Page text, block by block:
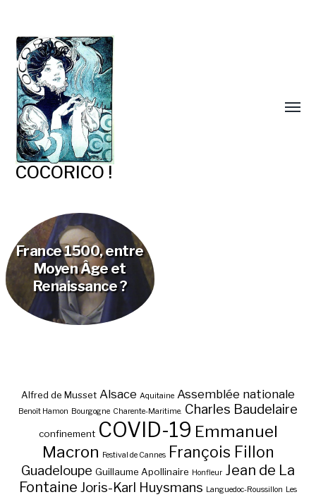
COCORICO !
France 1500, entre
Moyen Âge et
Renaissance ?
Alfred de Musset Alsace Aquitaine Assemblée nationale
Benoît Hamon Bourgogne Charente-Maritime. Charles Baudelaire
confinement COVID-19 Emmanuel
Macron Festival de Cannes François Fillon
Guadeloupe Guillaume Apollinaire Honfleur Jean de La
Fontaine Joris-Karl Huysmans Languedoc-Roussillon Les